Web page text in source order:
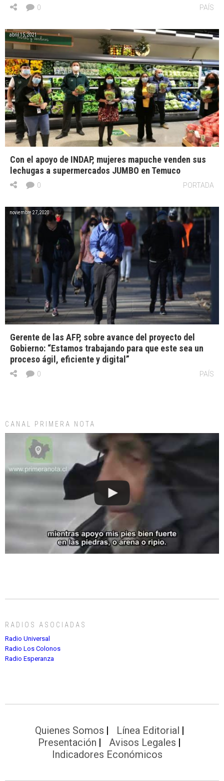
PAÍS
0
abril 15, 2021
Con el apoyo de INDAP, mujeres mapuche venden sus
lechugas a supermercados JUMBO en Temuco
PORTADA
0
noviembre 27, 2020
Gerente de las AFP, sobre avance del proyecto del
Gobierno: “Estamos trabajando para que este sea un
proceso ágil, eficiente y digital”
PAÍS
0
CANAL PRIMERA NOTA
RADIOS ASOCIADAS
Radio Universal
Radio Los Colonos
Radio Esperanza
Quienes Somos
Línea Editorial
Presentación
Avisos Legales
Indicadores Económicos